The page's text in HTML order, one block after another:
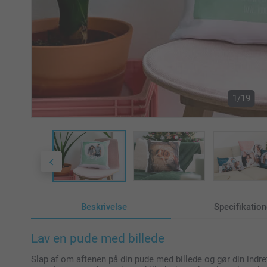
1/19
Beskrivelse
Lav en pude med billede
Slap af om aftenen på din pude med billede og gør din